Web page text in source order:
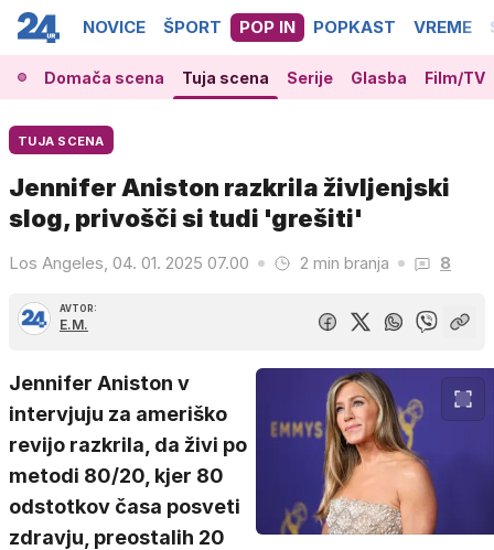
NOVICE ŠPORT POP IN POPKAST VREME
Domača scena Tuja scena Serije Glasba Film/TV
TUJA SCENA
Jennifer Aniston razkrila življenjski
slog, privošči si tudi 'grešiti'
Los Angeles, 04. 01. 2025 07.00 2 min branja 8
AVTOR:
E.M.
Jennifer Aniston v
intervjuju za ameriško
revijo razkrila, da živi po
metodi 80/20, kjer 80
odstotkov časa posveti
zdravju, preostalih 20